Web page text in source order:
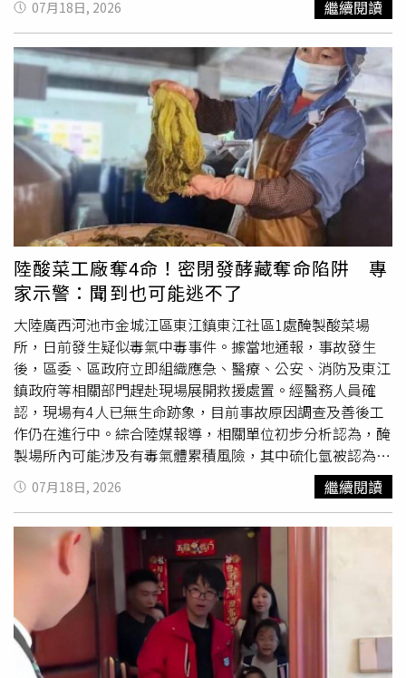
品質也將受影響。2. 留意成分標示 避免無意間吃下過多調
味品除了一般的冷凍青豆仁、花椰菜、莓果等，Talia
Follador營養師提醒，也有不少冷凍食品添加了額外的調
味，例如有些冷凍水果可能含有糖漿，部分冷凍蔬菜則加入
醬料或調味粉。民眾購買前應查看食品成分與營養標示，並
選擇未經調味的食材，避免原本只是想補充蔬果，卻在無意
間攝取過多額外的糖、鹽分和脂肪。3. 新鮮一定比冷凍更營
養？營養師：還是要看保存方式不少人仍認為冷凍蔬果的營
養價值低於新鮮蔬果，而將其視作「備用品」或品質較差的
選擇，但Stuart營養師表示，冷凍蔬果通常是在成熟度最佳
時採收，並於數小時內快速冷凍，有助保存部分營養成分；
新鮮蔬果經過長時間運輸，又在貨架上擺放了數天，過程中
營養成分也可能流失。部分研究也發現，冷凍蔬果中的維生
素A、維生素E、維生素C，以及多種抗氧化物含量，可能與
新鮮蔬果相當。4. 冷凍食材便於料理 有助增加蔬果攝取研
究顯示，時間不足、價格較高和不易取得等情況，是成年人
難以達到每日建議蔬果攝取量的重要原因。Schlichter營養
師指出，若是平時忙碌、認為處理食材麻煩，或因擔心食材
容易壞掉而影響購買意願的人，可以先購買預先去皮或切
丁，並冷凍保存的洋蔥、甜椒、芒果、鳳梨或酪梨等食材，
可節省備料時間，也減少購買新鮮食材後卻存放到變質所造
成的浪費，可作為增加蔬果攝取的實用方法。【延伸閱讀】
蛋白質吃越多越好？營養師揭中年人常犯7大錯誤 恐增胖
又流失肌肉營養師列羽衣甘藍4健康益處！加1物吃助營養吸
收 這類人食用要注意
https://www.healthnews.com.tw/readnews.php?
斤，而是終於戰勝了曾經的自己。根據《VnExpress》報
導，住在越南胡志明市的黎黃龍表示，自己並非從小就胖，
而是多年來缺乏運動、經常久坐，加上飲食不節制及容易囤
積脂肪的體質，體重逐年增加，到了2022年初已飆升至105
公斤。肥胖不只改變外貌，也逐漸侵蝕他的健康。他罹患高
血脂、高血壓，膝蓋更因長期承受過大重量，出現急性退化
性關節炎與關節疼痛，每天起床照鏡子時，甚至不敢正視鏡
中的自己，總覺得旁人正默默打量、評價他的身材。感情挫
折更讓他備受打擊。黎黃龍回憶，每次鼓起勇氣向喜歡的人
告白，換來的卻都是拒絕，有人刻意保持距離，也有人直接
告訴他：「你太胖了，先瘦下來再考慮談戀愛。」連續10次
告白失敗後，他沒有繼續沉溺於自卑，而是決定徹底改變人
生，於2022年1月正式展開減重計畫。他採用「熱量赤字」
（Calorie Deficit）飲食方式，也就是每天攝取的熱量低於
身體消耗的熱量，但並未採取激烈節食，依然維持一天三
餐。平日每餐大多以約200公克雞胸肉、瘦肉或海鮮搭配少
量白飯或糙米，再配100至150公克水煮或清蒸 蔬菜；早餐
則吃4顆蛋白或約50公克燕麥，運動前再補充一根香蕉或一
條地瓜，作為訓練時的能量來源。改變飲食初期並不容易。
過去習慣大啖河粉、白飯及重口味料理的他，突然每天吃雞
胸肉和水煮蔬菜，一度十分痛苦，甚至好幾次萌生放棄念
頭。然而，幾週後，他開始感受到身體變化。「每吃完一
餐，我都覺得身體變得更輕盈。」黎黃龍說。隨著身體逐漸
適應新的飲食模式，他也調整進食順序，改成先吃蔬菜、再
吃蛋白質、最後才攝取澱粉，同時放慢進食速度，在感覺約
八分飽時便停止進食，避免過量攝取熱量。除了控制飲食，
他每週固定前往健身房5至6天，上午安排有氧及核心訓練，
下午則進行重量訓練，希望增加肌肉量並提升基礎代謝。剛
開始運動時，連最基本的坐下、站起都會讓肌肉痠痛，體力
也很快耗盡，有些特別疲憊的日子，他甚至站在健身房門口
猶豫是否該放棄。但每當這個念頭浮現，他總會對自己說一
07月18日, 2026 繼續閱讀
陸酸菜工廠奪4命！密閉發酵藏奪命陷阱 專
家示警：聞到也可能逃不了
大陸廣西河池市金城江區東江鎮東江社區1處醃製酸菜場
所，日前發生疑似毒氣中毒事件。據當地通報，事故發生
後，區委、區政府立即組織應急、醫療、公安、消防及東江
鎮政府等相關部門趕赴現場展開救援處置。經醫務人員確
認，現場有4人已無生命跡象，目前事故原因調查及善後工
作仍在進行中。綜合陸媒報導，相關單位初步分析認為，醃
製場所內可能涉及有毒氣體累積風險，其中硫化氫被認為是
密閉發酵環境中常見的危險氣體之一。專家指出，蔬菜在醃
製過程中，表面及環境中的微生物會參與分解作用，當池內
氧氣逐漸消耗後，厭氧菌可能大量繁殖，並在代謝過程中產
生含硫氣體。硫化氫具有明顯的臭雞蛋氣味，低濃度時容易
被察覺，但高濃度環境下，人體嗅覺神經可能迅速受到抑
制，導致人員失去對危險的判斷能力。由於硫化氫密度比空
氣高，容易沉積在低窪、通風不良的空間，像醃製池、地
窖、井坑等密閉場所，都可能成為高風險區域。尤其在夏季
高溫期間，發酵速度加快，密閉容器內氣體濃度可能快速升
高。專家提醒，相關作業人員若未進行通風、檢測，貿然進
07月18日, 2026 繼續閱讀